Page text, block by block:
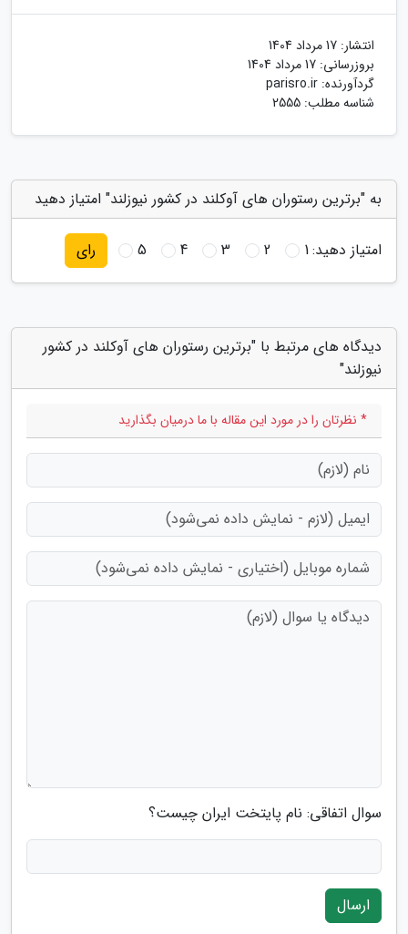
انتشار: 17 مرداد 1404
بروزرسانی: 17 مرداد 1404
گردآورنده: parisro.ir
شناسه مطلب: 2555
به "برترین رستوران های آوکلند در کشور نیوزلند" امتیاز دهید
امتیاز دهید:1
2
3
4
5 رای
دیدگاه های مرتبط با "برترین رستوران های آوکلند در کشور
نیوزلند"
* نظرتان را در مورد این مقاله با ما درمیان بگذارید
سوال اتفاقی: نام پایتخت ایران چیست؟
ارسال